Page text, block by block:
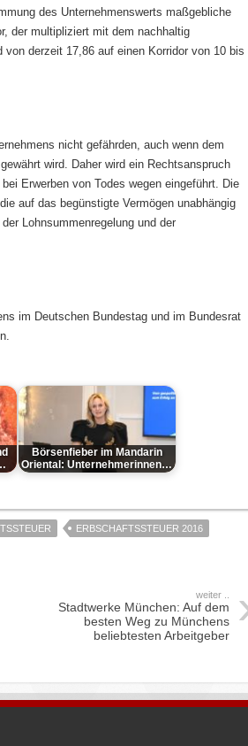
des Unternehmenswerts maßgebliche
der multipliziert mit dem nachhaltig
derzeit 17,86 auf einen Korridor von 10 bis
nicht gefährden, auch wenn dem
wird. Daher wird ein Rechtsanspruch
Erwerben von Todes wegen eingeführt. Die
auf das begünstigte Vermögen unabhängig
Lohnsummenregelung und der
im Deutschen Bundestag und im Bundesrat
Börsenfieber im Mandarin
Oriental: Unternehmerinnen…
ERBSCHAFTSSTEUER 2016
weiter ..
Stadtwerke München: Auf dem
besten Weg zu Münchens
beliebtesten Arbeitgeber